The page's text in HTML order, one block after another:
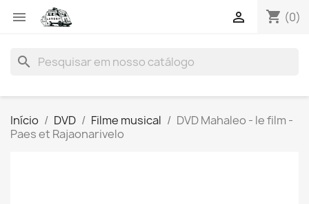
 shopping_cart (0)

search
Início DVD Filme musical
DVD Mahaleo - le film -
Paes et Rajaonarivelo